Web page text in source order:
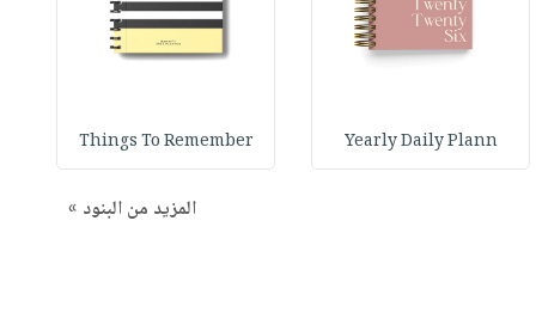
Yearly Daily Plann
Things To Remember
المزيد من البنود »